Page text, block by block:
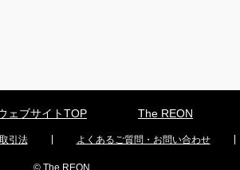
ェブサイトTOP The REON
引法 よくあるご質問・お問い合わせ
© The REON